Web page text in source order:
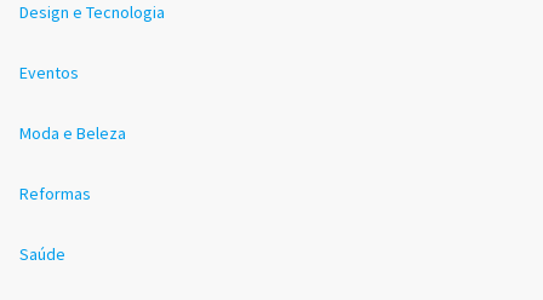
Design e Tecnologia
Eventos
Moda e Beleza
Reformas
Saúde